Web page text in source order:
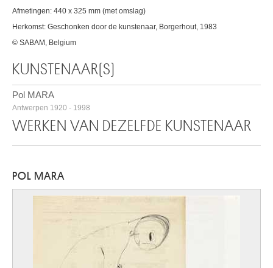
Afmetingen: 440 x 325 mm (met omslag)
Herkomst: Geschonken door de kunstenaar, Borgerhout, 1983
© SABAM, Belgium
KUNSTENAAR(S)
Pol MARA
Antwerpen 1920 - 1998
WERKEN VAN DEZELFDE KUNSTENAAR
POL MARA